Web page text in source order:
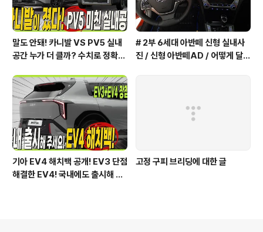
말도 안돼! 카니발 VS PV5 실내
공간 누가 더 클까? 수치로 정확하
# 2부 6세대 아반떼 신형 실내사
진 / 신형 아반떼AD / 어떻게 달라
기아 EV4 해치백 공개! EV3 단점
해결한 EV4! 국내에도 출시해 주
고정 구피 브리딩에 대한 글